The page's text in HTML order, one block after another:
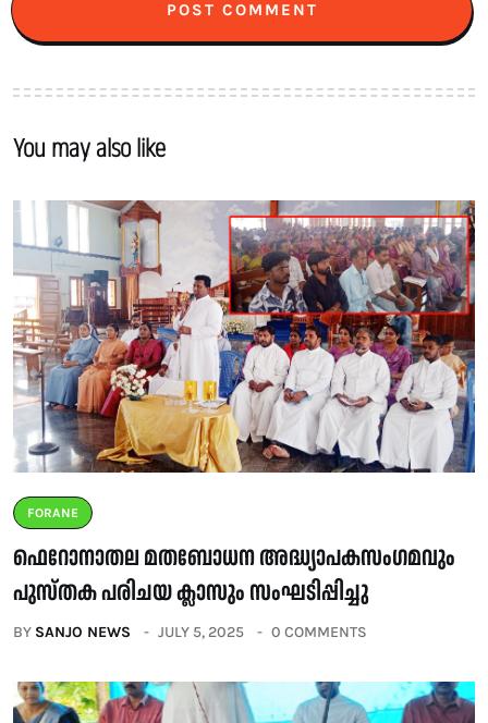
You may also like
FORANE
ഫെറോനാതല മതബോധന അദ്ധ്യാപകസംഗമവും
പുസ്തക പരിചയ ക്ലാസും സംഘടിപ്പിച്ചു
BY SANJO NEWS JULY 5, 2025 0 COMMENTS